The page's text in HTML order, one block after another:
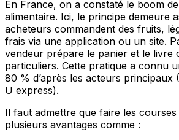
En France, on a constaté le boom
alimentaire. Ici, le principe demeure
acheteurs commandent des fruits,
frais via une application ou un site.
vendeur prépare le panier et le livre
particuliers. Cette pratique a connu
80 % d’après les acteurs principaux
U express).
Il faut admettre que faire les
plusieurs avantages comme :